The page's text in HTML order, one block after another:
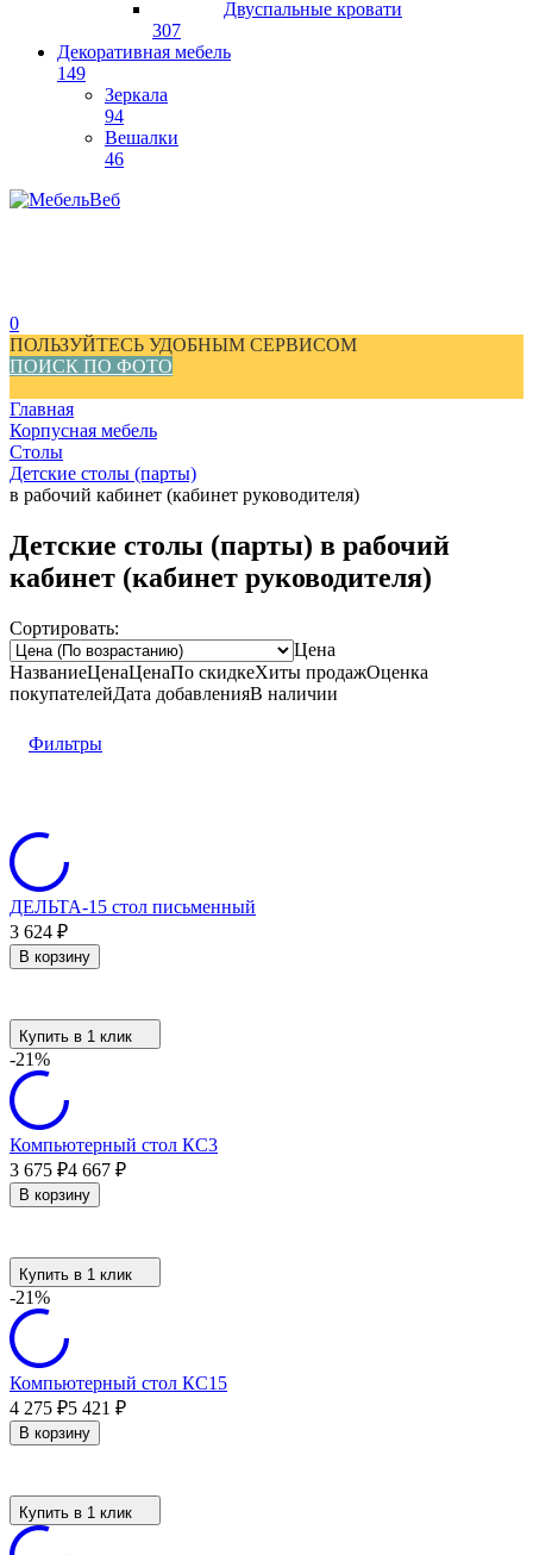
Двуспальные кровати
307
Декоративная мебель
149
Зеркала
94
Вешалки
46
0
ПОЛЬЗУЙТЕСЬ УДОБНЫМ СЕРВИСОМ
ПОИСК ПО ФОТО
Главная
Корпусная мебель
Столы
Детские столы (парты)
в рабочий кабинет (кабинет руководителя)
Детские столы (парты) в рабочий
кабинет (кабинет руководителя)
Сортировать:
Цена
НазваниеЦенаЦенаПо скидкеХиты продажОценка
покупателейДата добавленияВ наличии
Фильтры
ДЕЛЬТА-15 стол письменный
3 624 ₽
В корзину
Купить в 1 клик
-21%
Компьютерный стол КС3
3 675 ₽4 667 ₽
В корзину
Купить в 1 клик
-21%
Компьютерный стол КС15
4 275 ₽5 421 ₽
В корзину
Купить в 1 клик